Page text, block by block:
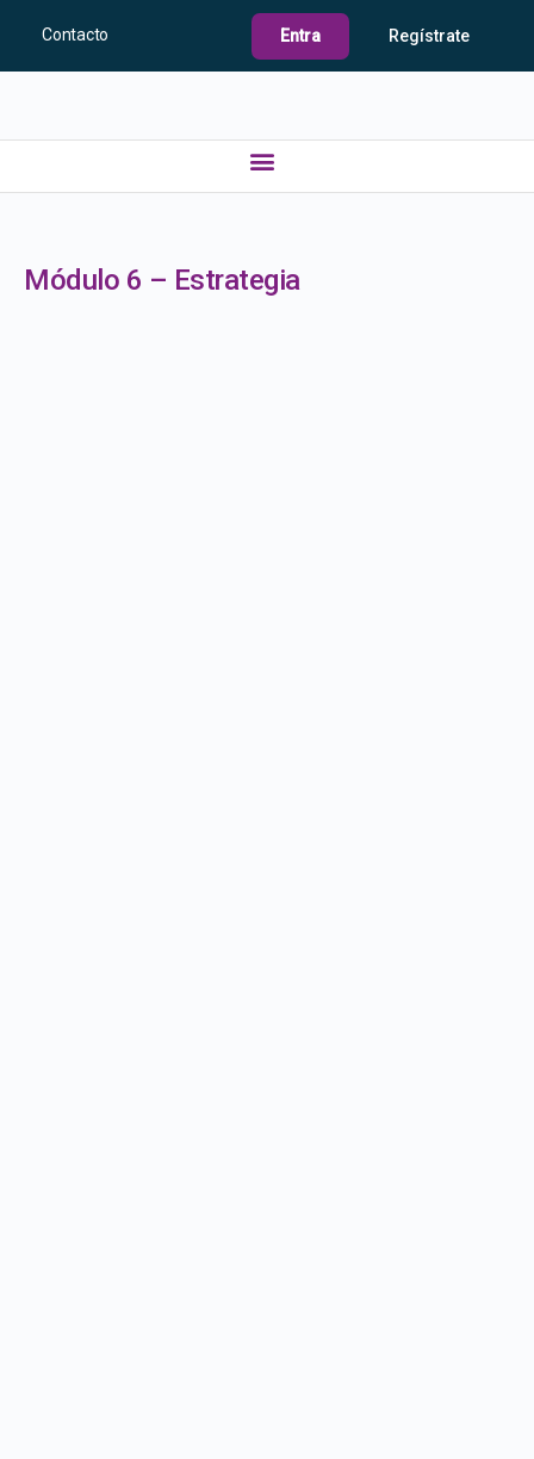
Contacto Entra Regístrate
Módulo 6 – Estrategia